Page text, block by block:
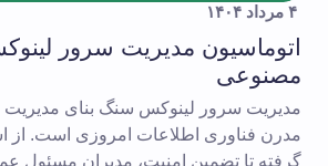
۴ مرداد ۱۴۰۴
اتوماسیون مدیریت سرور
مصنوعی
مدیریت سرور لینوکس سنگ بنای
مدرن فناوری اطلاعات امروزی است. از
گرفته تا تضمین امنیت، مدیران مسئول